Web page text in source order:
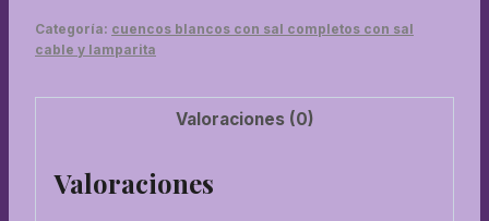
electrico
Categoría: cuencos blancos con sal completos con sal
cable y lamparita
Valoraciones (0)
Valoraciones